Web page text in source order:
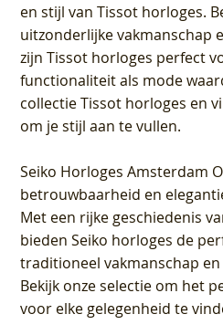
en stijl van Tissot horloges.
uitzonderlijke vakmanschap
zijn Tissot horloges perfect
functionaliteit als mode
collectie Tissot horloges en
om je stijl aan te vullen.
Seiko Horloges Amsterdam
betrouwbaarheid en
Met een rijke geschiedenis
bieden Seiko horloges de
traditioneel vakmanschap
Bekijk onze selectie om het
voor elke gelegenheid te